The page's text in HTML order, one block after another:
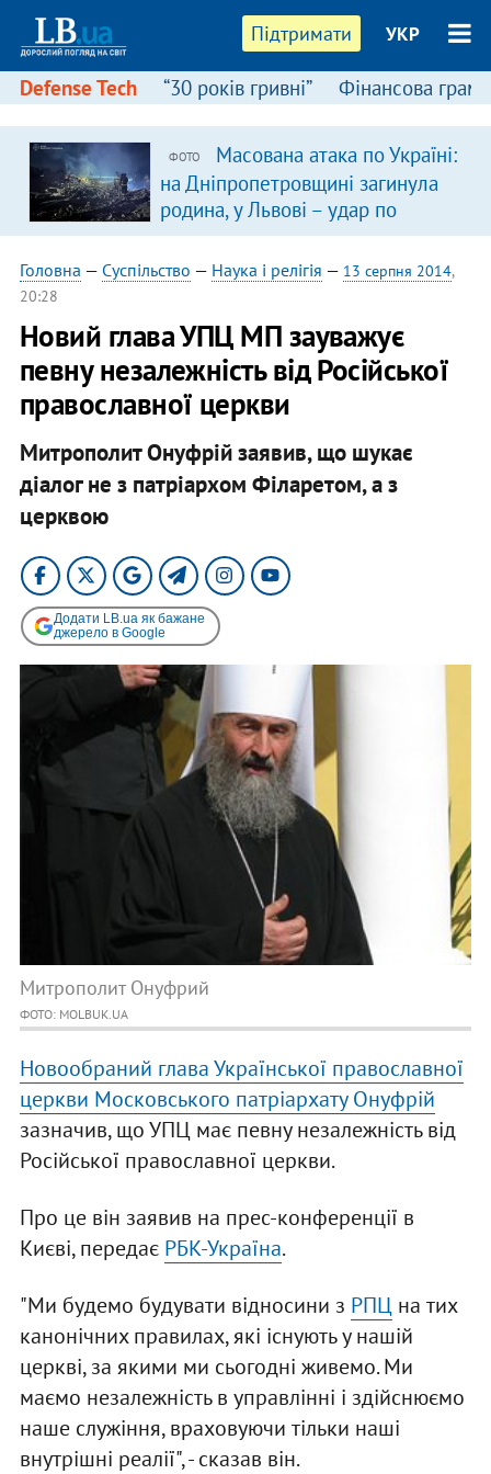
Підтримати УКР
Defense Tech “30 років гривні” Фінансова
ФОТО
Масована атака по Україні:
на Дніпропетровщині загинула
родина, у Львові – удар по
багатоповерхівках
(доповнюється)
Головна — Суспільство — Наука і релігія — 13 серпня 2014,
20:28
Новий глава УПЦ МП зауважує
певну незалежність від Російської
православної церкви
Митрополит Онуфрій заявив, що шукає
діалог не з патріархом Філаретом, а з
церквою
Додати LB.ua як бажане
джерело в Google
Митрополит Онуфрий
ФОТО: MOLBUK.UA
Новообраний глава Української православної
церкви Московського патріархату Онуфрій
зазначив, що УПЦ має певну незалежність від
Російської православної церкви.
Про це він заявив на прес-конференції в
Києві, передає РБК-Україна.
"Ми будемо будувати відносини з РПЦна тих
канонічних правилах, які існують у нашій
церкві, за якими ми сьогодні живемо. Ми
маємо незалежність в управлінні і здійснюємо
наше служіння, враховуючи тільки наші
внутрішні реалії", - сказав він.